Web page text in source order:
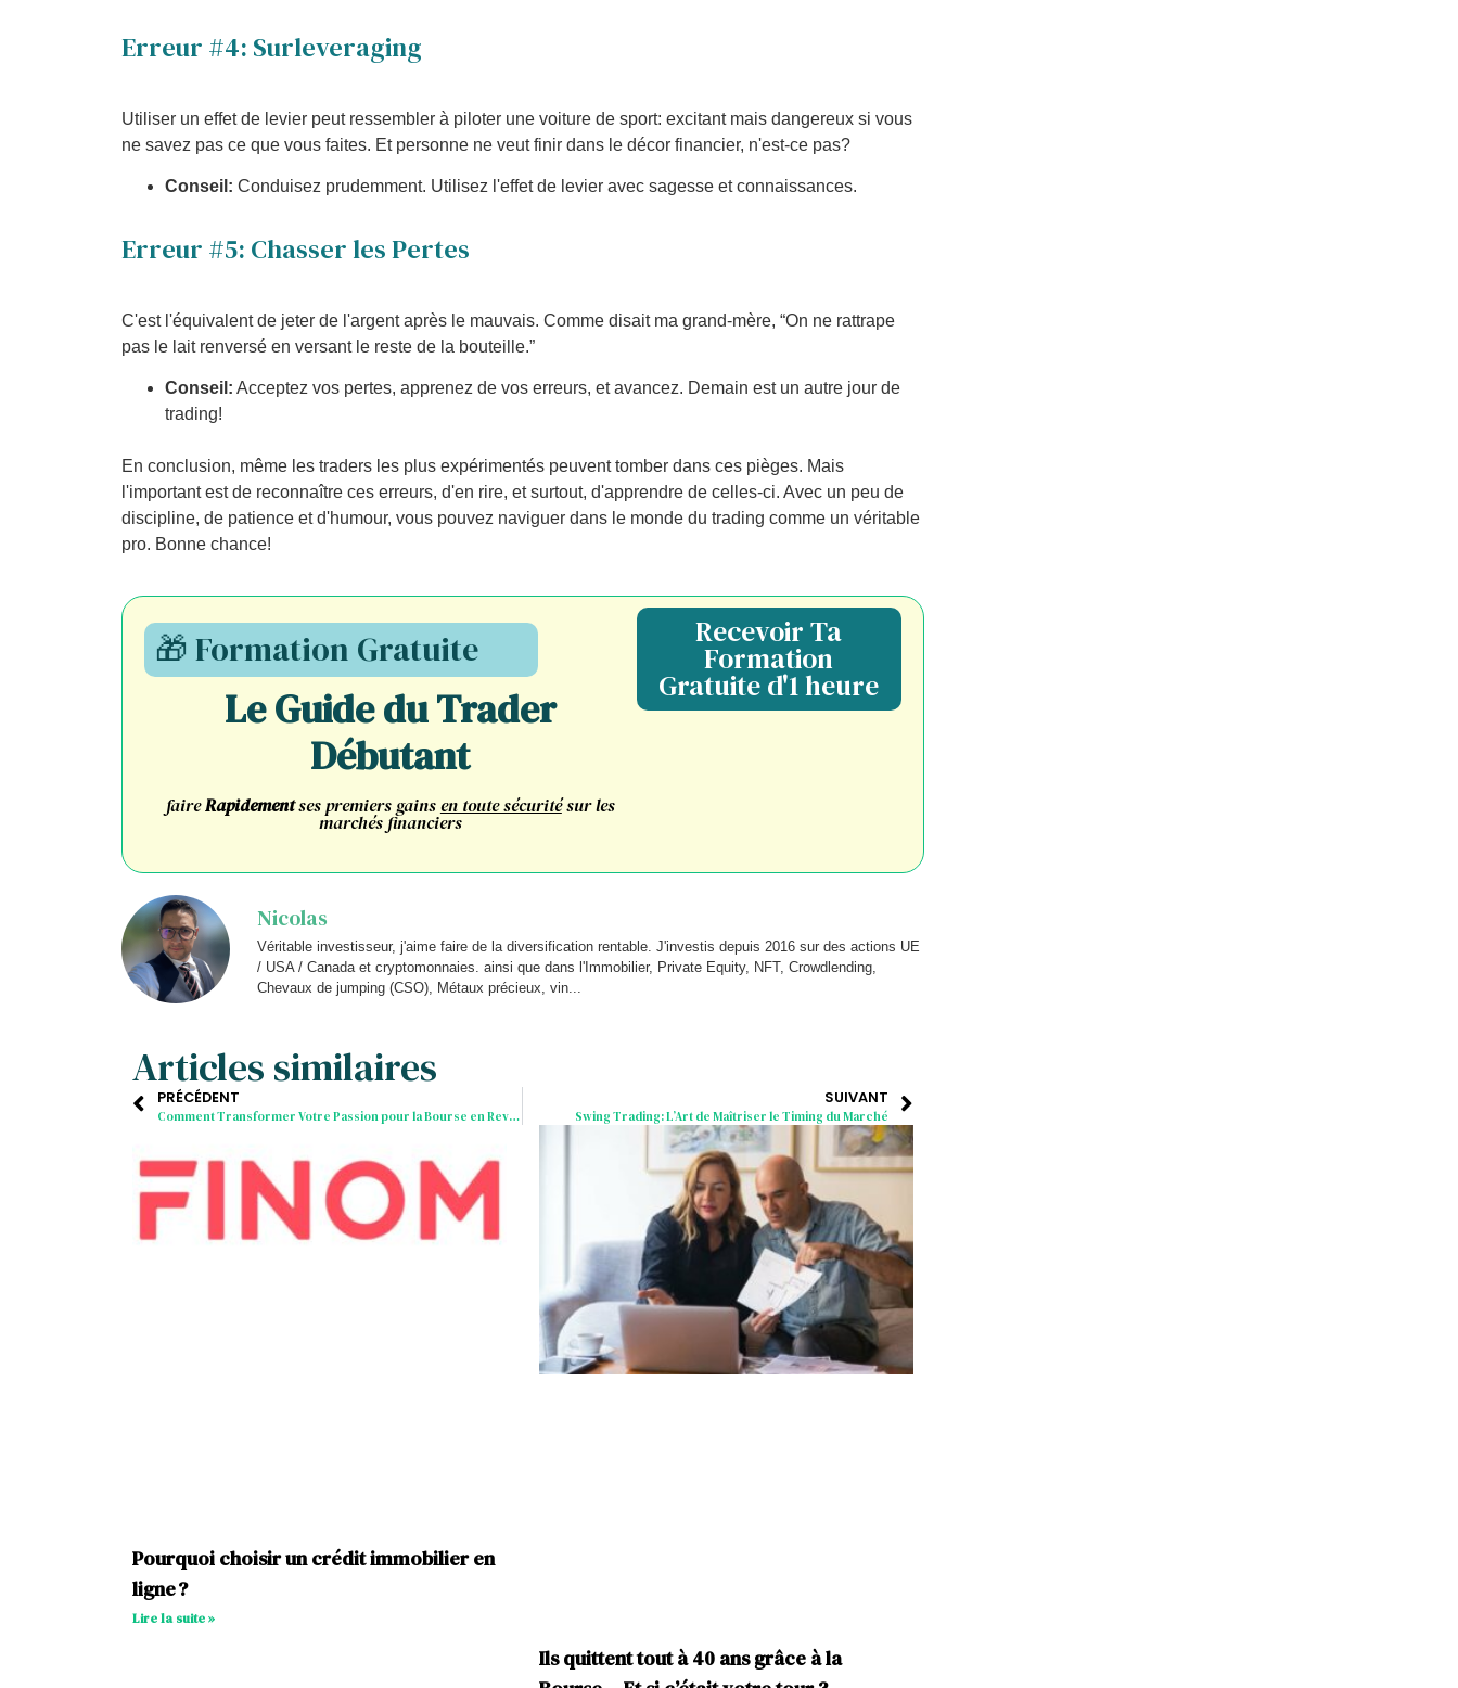
Erreur #4: Surleveraging
Utiliser un effet de levier peut ressembler à piloter une voiture de sport: excitant mais dangereux si vous
ne savez pas ce que vous faites. Et personne ne veut finir dans le décor financier, n'est-ce pas?
Conseil: Conduisez prudemment. Utilisez l'effet de levier avec sagesse et connaissances.
Erreur #5: Chasser les Pertes
C'est l'équivalent de jeter de l'argent après le mauvais. Comme disait ma grand-mère, “On ne rattrape
pas le lait renversé en versant le reste de la bouteille.”
Conseil: Acceptez vos pertes, apprenez de vos erreurs, et avancez. Demain est un autre jour de
trading!
En conclusion, même les traders les plus expérimentés peuvent tomber dans ces pièges. Mais
l'important est de reconnaître ces erreurs, d'en rire, et surtout, d'apprendre de celles-ci. Avec un peu de
discipline, de patience et d'humour, vous pouvez naviguer dans le monde du trading comme un véritable
pro. Bonne chance!
Recevoir Ta
Formation
Gratuite d'1 heure
🎁 Formation Gratuite
Le Guide du Trader
Débutant
faireRapidementses premiers gainsen toute sécuritésur les
marchés financiers
Nicolas
Véritable investisseur, j'aime faire de la diversification rentable. J'investis depuis 2016 sur des actions UE
/ USA / Canada et cryptomonnaies. ainsi que dans l'Immobilier, Private Equity, NFT, Crowdlending,
Chevaux de jumping (CSO), Métaux précieux, vin...
Articles similaires
PRÉCÉDENT
Comment Transformer Votre Passion pour la Bourse en Revenu Passif
SUIVANT
Swing Trading: L’Art de Maîtriser le Timing du Marché
Pourquoi choisir un crédit immobilier en
ligne ?
Lire la suite »
Ils quittent tout à 40 ans grâce à la